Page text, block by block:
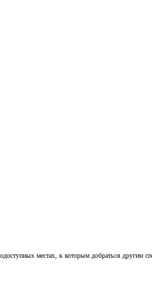
местах, к которым добраться другим